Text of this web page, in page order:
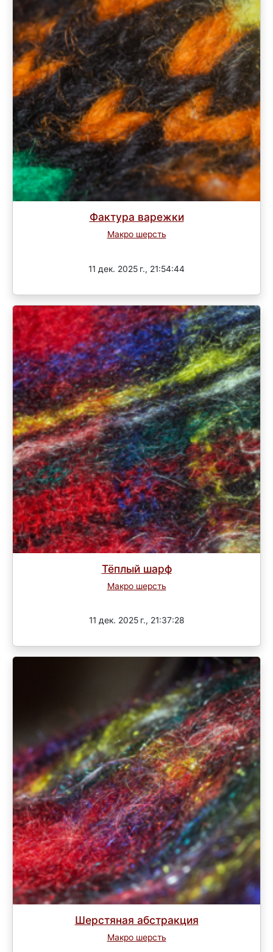
Фактура варежки
Макро шерсть
11 дек. 2025 г., 21:54:44
Тёплый шарф
Макро шерсть
11 дек. 2025 г., 21:37:28
Шерстяная абстракция
Макро шерсть